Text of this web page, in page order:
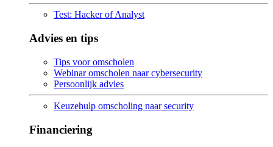
Test: Hacker of Analyst
Advies en tips
Tips voor omscholen
Webinar omscholen naar cybersecurity
Persoonlijk advies
Keuzehulp omscholing naar security
Financiering